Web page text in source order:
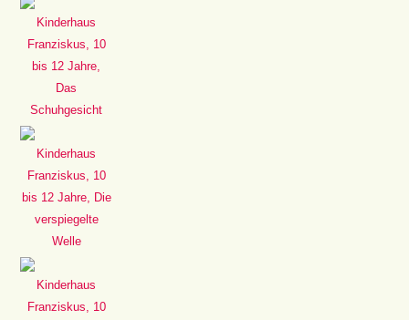
Kinderhaus
Franziskus, 10
bis 12 Jahre,
Das
Schuhgesicht
Kinderhaus
Franziskus, 10
bis 12 Jahre, Die
verspiegelte
Welle
Kinderhaus
Franziskus, 10